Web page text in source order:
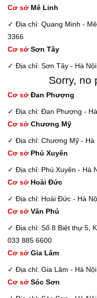
Cơ sở Mê Linh
✓ Địa chỉ: Quang Minh -
3366
Cơ sở Sơn Tây
✓ Địa chỉ: Sơn Tây - Hà Nội
Sorry, no
Cơ sở Đan Phượng
✓ Địa chỉ: Đan Phượng -
Cơ sở Chương Mỹ
✓ Địa chỉ: Chương Mỹ - Hà
Cơ sở Phú Xuyên
✓ Địa chỉ: Phú Xuyên - Hà
Cơ sở Hoài Đức
✓ Địa chỉ: Hoài Đức - Hà
Cơ sở Văn Phú
✓ Địa chỉ: Số 8 Biệt thự 5,
033 885 6600
Cơ sở Gia Lâm
✓ Địa chỉ: Gia Lâm - Hà Nội
Cơ sở Sóc Sơn